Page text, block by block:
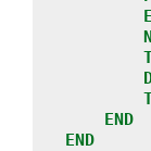
END
END